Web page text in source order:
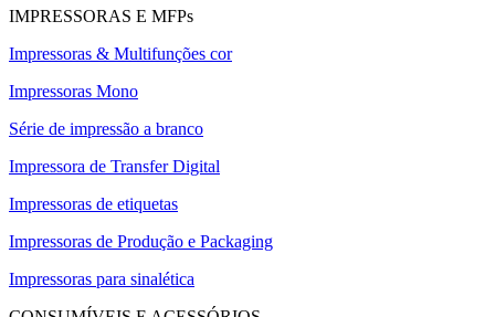
IMPRESSORAS E MFPs
Impressoras & Multifunções cor
Impressoras Mono
Série de impressão a branco
Impressora de Transfer Digital
Impressoras de etiquetas
Impressoras de Produção e Packaging
Impressoras para sinalética